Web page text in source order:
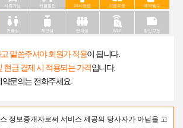
샤워가능 커플할인 24시영업 이벤트중 예약필수
커플실 개인실 단체실 Wi-fi 할인쿠폰
말씀주셔야 회원가 적용이 됩니다.
현금 결제 시 적용되는 가격입니다.
문의는 전화주세요.
정보중개자로써 서비스 제공의 당사자가 아님을 고